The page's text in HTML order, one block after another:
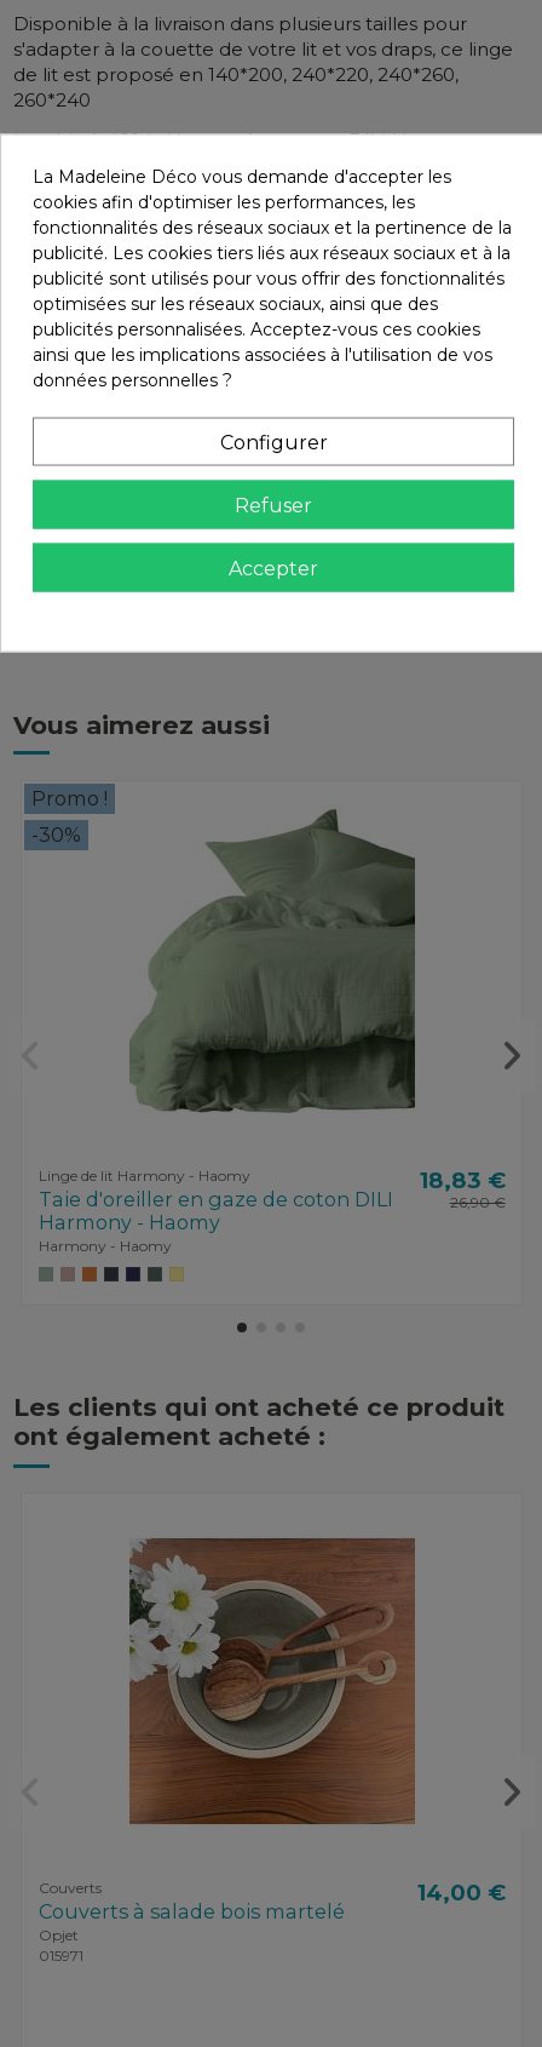
Disponible à la livraison dans plusieurs tailles pour
s'adapter à la couette de votre lit et vos draps, ce linge
de lit est proposé en 140*200, 240*220, 240*260,
260*240
Lavable à 40°, la Housse de couette DILI Harmony -
Haomy est facile à entretenir. Il suffit de la retourner sur
l’envers avant le lavage.
Le repassage n’est pas nécessaire après chaque
nettoyagen sur ce produit.
Détails du produit
Infos livraisons
Retours et remboursements
Avis (0)
Vous aimerez aussi
Promo !
-30%
Linge de lit Harmony - Haomy
Taie d'oreiller en gaze de coton DILI
Harmony - Haomy
Harmony - Haomy
18,83 €
26,90 €
Les clients qui ont acheté ce produit
ont également acheté :
Couverts
Couverts à salade bois martelé
Opjet
015971
14,00 €
La Madeleine Déco vous demande d'accepter les
cookies afin d'optimiser les performances, les
fonctionnalités des réseaux sociaux et la pertinence de la
publicité. Les cookies tiers liés aux réseaux sociaux et à la
publicité sont utilisés pour vous offrir des fonctionnalités
optimisées sur les réseaux sociaux, ainsi que des
publicités personnalisées. Acceptez-vous ces cookies
ainsi que les implications associées à l'utilisation de vos
données personnelles ?
Configurer
Refuser
Accepter